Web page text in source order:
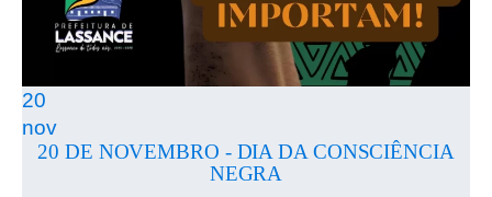
20
nov
20 DE NOVEMBRO - DIA DA CONSCIÊNCIA
NEGRA